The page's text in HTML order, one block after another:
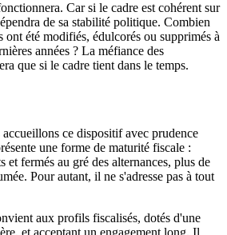
Car si le cadre est cohérent sur
de sa stabilité politique. Combien
été modifiés, édulcorés ou supprimés à
années ? La méfiance des
que si le cadre tient dans le temps.
ce dispositif avec prudence
une forme de maturité fiscale :
et fermés au gré des alternances, plus de
Pour autant, il ne s'adresse pas à tout
aux profils fiscalisés, dotés d'une
et acceptant un engagement long. Il